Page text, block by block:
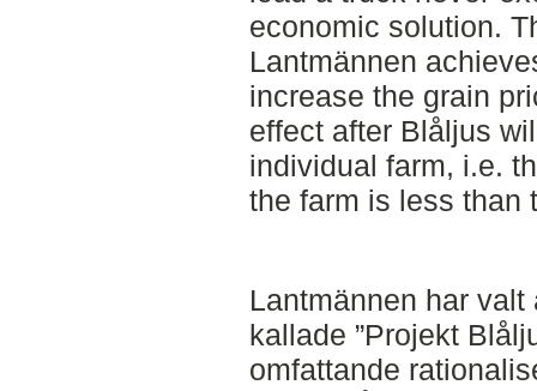
economic solution.
Lantmännen
increase the grain
effect after Blåljus
individual farm, i.e.
the farm is less than
Lantmännen har
kallade ”Projekt
omfattande